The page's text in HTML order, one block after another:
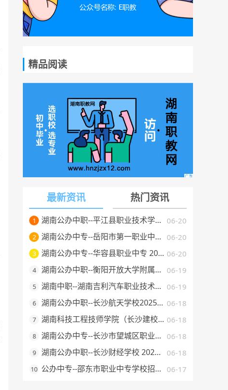
精品阅读
最新资讯 热门资讯
1 06-20
湖南公办中职--平江县职业技术学校 2025 年招生简章
2 06-20
湖南公办中专--岳阳市第一职业中等专业学校 2025 年招生简章
3 06-20
湖南公办中专--华容县职业中专 2025 年招生简章
4 06-19
湖南公办中职--衡阳开放大学附属中等职业学校 2025 年招生简章
5 06-19
湖南中职--湖南吉利汽车职业技术学院2025年普通高校招生章程
6 06-18
湖南公办中职--长沙航天学校2025年招生简章
7 06-18
湖南科技工程技师学院（长沙建校）2025年招生简章
8 06-18
湖南公办中专--长沙市望城区职业中等专业学校 2025 年招生简章
9 06-18
湖南公办中职--长沙财经学校 2025 年招生简章
10 06-17
公办中专--邵东市职业中专学校招生简章（2025 年）